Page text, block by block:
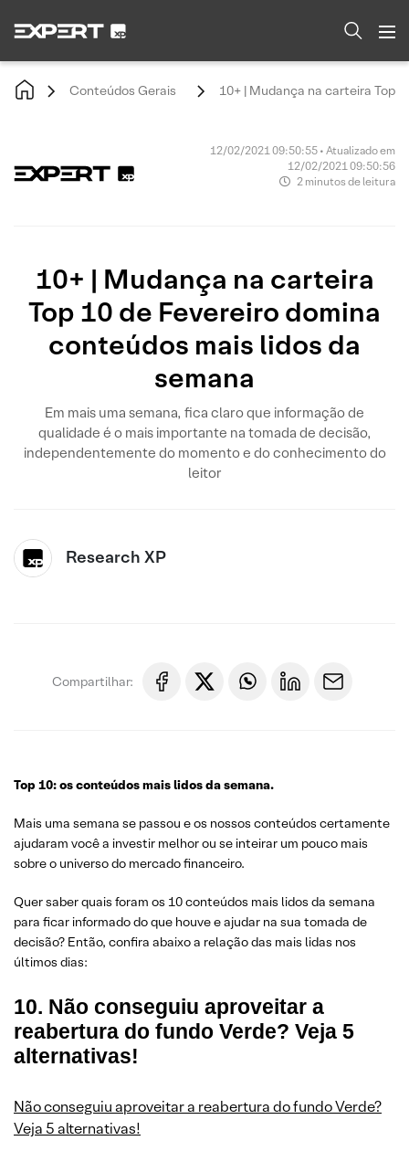
Conteúdos Gerais 10+ | Mudança na carteira Top
12/02/2021 09:50:55 • Atualizado em
12/02/2021 09:50:56
2 minutos de leitura
10+ | Mudança na carteira
Top 10 de Fevereiro domina
conteúdos mais lidos da
semana
Em mais uma semana, fica claro que informação de
qualidade é o mais importante na tomada de decisão,
independentemente do momento e do conhecimento do
leitor
Research XP
Compartilhar:
Top 10: os conteúdos mais lidos da semana.
Mais uma semana se passou e os nossos conteúdos certamente
ajudaram você a investir melhor ou se inteirar um pouco mais
sobre o universo do mercado financeiro.
Quer saber quais foram os 10 conteúdos mais lidos da semana
para ficar informado do que houve e ajudar na sua tomada de
decisão? Então, confira abaixo a relação das mais lidas nos
últimos dias:
10. Não conseguiu aproveitar a
reabertura do fundo Verde? Veja 5
alternativas!
Não conseguiu aproveitar a reabertura do fundo Verde?
Veja 5 alternativas!